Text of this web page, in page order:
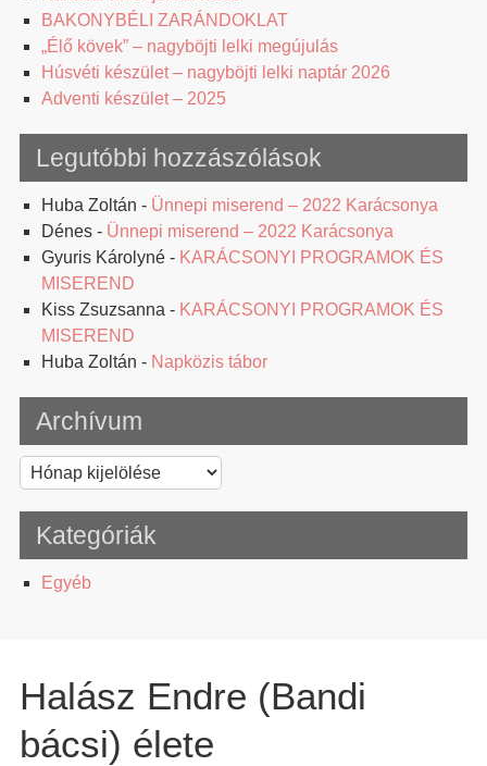
BAKONYBÉLI ZARÁNDOKLAT
„Élő kövek” – nagyböjti lelki megújulás
Húsvéti készület – nagyböjti lelki naptár 2026
Adventi készület – 2025
Legutóbbi hozzászólások
Huba Zoltán - Ünnepi miserend – 2022 Karácsonya
Dénes- Ünnepi miserend – 2022 Karácsonya
Gyuris Károlyné- KARÁCSONYI PROGRAMOK ÉS
MISEREND
Kiss Zsuzsanna - KARÁCSONYI PROGRAMOK ÉS
MISEREND
Huba Zoltán - Napközis tábor
Archívum
Archívum
Kategóriák
Egyéb
Halász Endre (Bandi
bácsi) élete